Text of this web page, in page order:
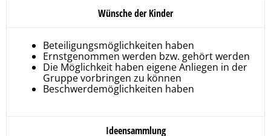
Wünsche der Kinder
Beteiligungsmöglichkeiten haben
Ernstgenommen werden bzw. gehört werden
Die Möglichkeit haben eigene Anliegen in der
Gruppe vorbringen zu können
Beschwerdemöglichkeiten haben
Ideensammlung